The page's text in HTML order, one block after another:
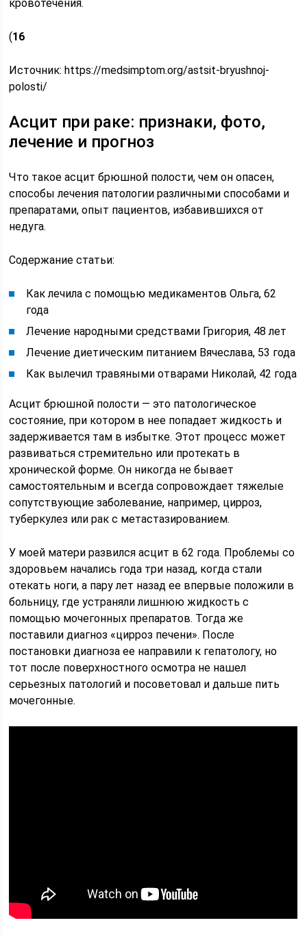
кровотечения.
(16
Источник:https://medsimptom.org/astsit-bryushnoj-
polosti/
Асцит при раке: признаки, фото,
лечение и прогноз
Что такое асцит брюшной полости, чем он опасен,
способы лечения патологии различными способами и
препаратами, опыт пациентов, избавившихся от
недуга.
Содержание статьи:
Как лечила с помощью медикаментов Ольга, 62
года
Лечение народными средствами Григория, 48 лет
Лечение диетическим питанием Вячеслава, 53 года
Как вылечил травяными отварами Николай, 42 года
Асцит брюшной полости — это патологическое
состояние, при котором в нее попадает жидкость и
задерживается там в избытке. Этот процесс может
развиваться стремительно или протекать в
хронической форме. Он никогда не бывает
самостоятельным и всегда сопровождает тяжелые
сопутствующие заболевание, например, цирроз,
туберкулез или рак с метастазированием.
У моей матери развился асцит в 62 года. Проблемы со
здоровьем начались года три назад, когда стали
отекать ноги, а пару лет назад ее впервые положили в
больницу, где устраняли лишнюю жидкость с
помощью мочегонных препаратов. Тогда же
поставили диагноз «цирроз печени». После
постановки диагноза ее направили к гепатологу, но
тот после поверхностного осмотра не нашел
серьезных патологий и посоветовал и дальше пить
мочегонные.